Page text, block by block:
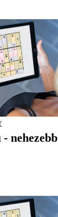
nehezebb